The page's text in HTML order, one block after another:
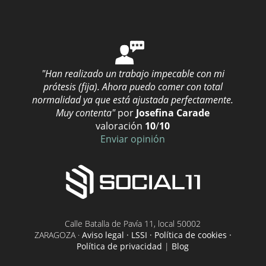
Prótesis dental en Pontevedra
Prótesis dental en Santa Cruz de Tenerife
Prótesis dental en Segovia
Prótesis dental en Teruel
Prótesis dental en Valencia
Prótesis dental en Vizcaya
Prótesis dental en Zaragoza
Prótesis dentales flexibles
Prótesis dentales Soria
Prótesis fija de cerámica inyectada
Prótesis fijas de metalcerámica
"Han realizado un trabajo impecable con mi
prótesis (fija). Ahora puedo comer con total
normalidad ya que está ajustada perfectamente.
Muy contenta" por Josefina Carade
valoración 10/10
Enviar opinión
Calle Batalla de Pavía 11, local 50002
ZARAGOZA · Aviso legal · LSSI · Política de cookies ·
Política de privacidad | Blog